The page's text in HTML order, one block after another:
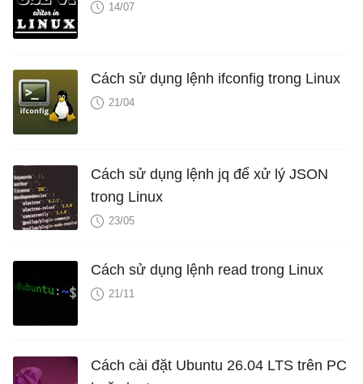
14/07
Cách sử dụng lệnh ifconfig trong Linux
21/04
Cách sử dụng lệnh jq để xử lý JSON
trong Linux
23/05
Cách sử dụng lệnh read trong Linux
21/11
Cách cài đặt Ubuntu 26.04 LTS trên PC